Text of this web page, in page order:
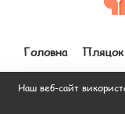
Головна Пляцок
Наш веб-сайт